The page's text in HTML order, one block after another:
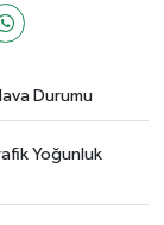
Durumu
Yoğunluk